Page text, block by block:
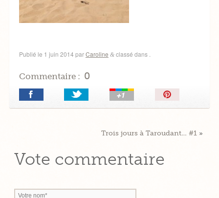
Publié le 1 juin 2014 parCaroline &classé dans .
Commentaire : 0
Épingler!
Trois jours à Taroudant… #1»
Vote commentaire